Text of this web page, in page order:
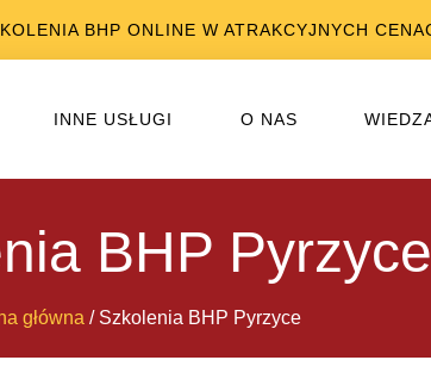
BHP ONLINE W ATRAKCYJNYCH
INNE USŁUGI O NAS
BHP Pyrzyce
główna / Szkolenia BHP Pyrzyce